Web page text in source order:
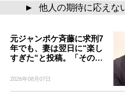
▲ 他人の期待に応えな
元ジャンポケ斉藤に求刑7
年でも、妻は翌日に“楽し
すぎた“と投稿。「その…
2026年08月07日